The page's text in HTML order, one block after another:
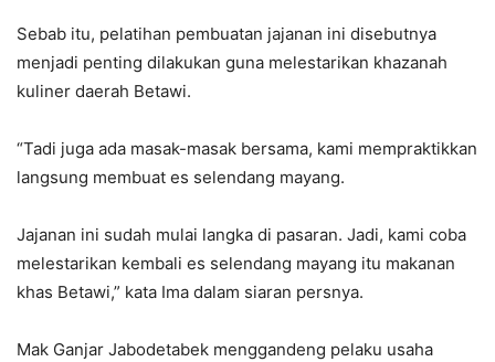
Sebab itu, pelatihan pembuatan jajanan ini disebutnya
menjadi penting dilakukan guna melestarikan khazanah
kuliner daerah Betawi.
“Tadi juga ada masak-masak bersama, kami mempraktikkan
langsung membuat es selendang mayang.
Jajanan ini sudah mulai langka di pasaran. Jadi, kami coba
melestarikan kembali es selendang mayang itu makanan
khas Betawi,” kata Ima dalam siaran persnya.
Mak Ganjar Jabodetabek menggandeng pelaku usaha